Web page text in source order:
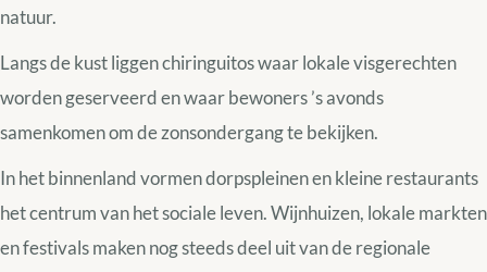
natuur.
Langs de kust liggen chiringuitos waar lokale visgerechten
worden geserveerd en waar bewoners ’s avonds
samenkomen om de zonsondergang te bekijken.
In het binnenland vormen dorpspleinen en kleine restaurants
het centrum van het sociale leven. Wijnhuizen, lokale markten
en festivals maken nog steeds deel uit van de regionale